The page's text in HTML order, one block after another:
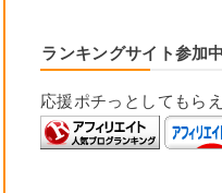
ランキングサイト参加
応援ポチっとしてもら